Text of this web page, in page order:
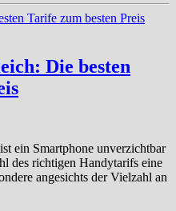
Die besten
ein Smartphone unverzichtbar
des richtigen Handytarifs eine
angesichts der Vielzahl an